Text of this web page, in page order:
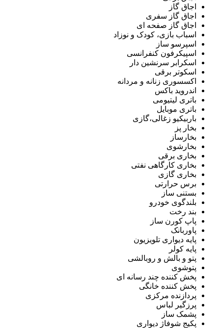
اجاق گاز
اجاق گاز سفری
اجاق گاز صفحه ای
اسباب بازی، کودک و نوزاد
اسپرسو ساز
اسپیکرفون کنفرانسی
اسکرابر سرنشین دار
اسکوتر برقی
اکسسوری زنانه و مردانه
اندروید باکس
باتری لیتیومی
باتری موبایل
باربیکیو زغالی،گازی
بخار پز
بخارساز
بخارشوی
بخاری برقی
بخاری کارگاهی نفتی
بخاری گازی
برس حرارتی
بستنی ساز
بلندگوی خودرو
بند رخت
پاپ کورن ساز
پاوربانک
پایه دیواری تلویزیون
پایه کولر
پتو و بالش و روبالشی
پتوشوی
پخش کننده چند رسانه ای
پخش کننده خانگی
پردازنده مرکزی
پرزگیر لباس
پشمک ساز
پکیج شوفاژ دیواری